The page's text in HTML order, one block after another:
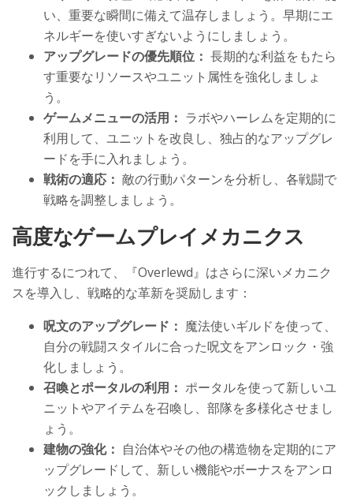
い、重要な瞬間に備えて温存しましょう。早期にエ
ネルギーを使いすぎないようにしましょう。
アップグレードの優先順位： 長期的な利益をもたら
す重要なリソースやユニット属性を強化しましょ
う。
ゲームメニューの活用： ラボやハーレムを定期的に
利用して、ユニットを改良し、独占的なアップグレ
ードを手に入れましょう。
戦術の適応： 敵の行動パターンを分析し、各戦闘で
戦略を調整しましょう。
高度なゲームプレイメカニクス
進行するにつれて、『Overlewd』はさらに深いメカニク
スを導入し、戦略的な革新を奨励します：
呪文のアップグレード： 魔法使いギルドを使って、
自分の戦闘スタイルに合った呪文をアンロック・強
化しましょう。
召喚とポータルの利用： ポータルを使って新しいユ
ニットやアイテムを召喚し、部隊を多様化させまし
ょう。
建物の強化： 自治体やその他の構造物を定期的にア
ップグレードして、新しい機能やボーナスをアンロ
ックしましょう。